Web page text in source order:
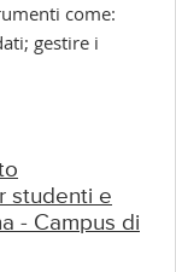
come:
gestire i
studenti e
- Campus di